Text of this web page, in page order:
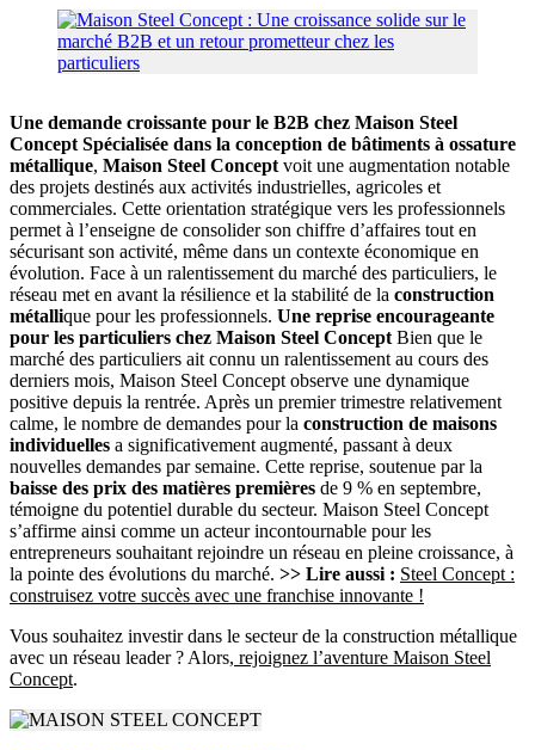
Une demande croissante pour le B2B chez Maison Steel
Concept Spécialisée dans la conception de bâtiments à ossature
métallique, Maison Steel Conceptvoit une augmentation notable
des projets destinés aux activités industrielles, agricoles et
commerciales. Cette orientation stratégique vers les professionnels
permet à l’enseigne de consolider son chiffre d’affaires tout en
sécurisant son activité, même dans un contexte économique en
évolution. Face à un ralentissement du marché des particuliers, le
réseau met en avant la résilience et la stabilité de la construction
métallique pour les professionnels. Une reprise encourageante
pour les particuliers chez Maison Steel ConceptBien que le
marché des particuliers ait connu un ralentissement au cours des
derniers mois, Maison Steel Concept observe une dynamique
positive depuis la rentrée. Après un premier trimestre relativement
calme, le nombre de demandes pour la construction de maisons
individuelles a significativement augmenté, passant à deux
nouvelles demandes par semaine. Cette reprise, soutenue par la
baisse des prix des matières premières de 9 % en septembre,
témoigne du potentiel durable du secteur. Maison Steel Concept
s’affirme ainsi comme un acteur incontournable pour les
entrepreneurs souhaitant rejoindre un réseau en pleine croissance, à
la pointe des évolutions du marché. >> Lire aussi : Steel Concept :
construisez votre succès avec une franchise innovante !
Vous souhaitez investir dans le secteur de la construction métallique
avec un réseau leader ? Alors, rejoignez l’aventure Maison Steel
Concept.